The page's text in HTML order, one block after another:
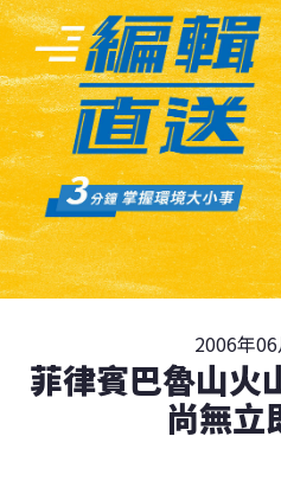
2006年
菲律賓巴魯山火
尚無立